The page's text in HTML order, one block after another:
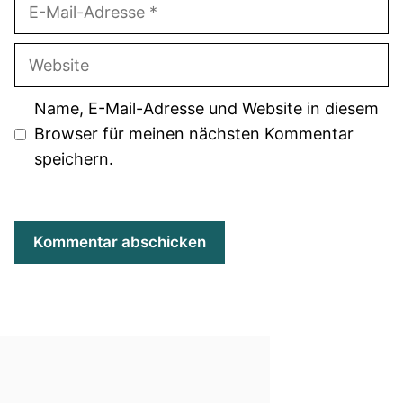
Website
Name, E-Mail-Adresse und Website in diesem
Browser für meinen nächsten Kommentar
speichern.